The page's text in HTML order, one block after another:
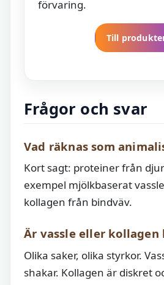
förvaring.
Till
Frågor och svar
Vad räknas som
Kort sagt: proteiner från
exempel mjölkbaserat
kollagen från bindväv.
Är vassle eller kollagen
Olika saker, olika styrkor.
shakar. Kollagen är diskret